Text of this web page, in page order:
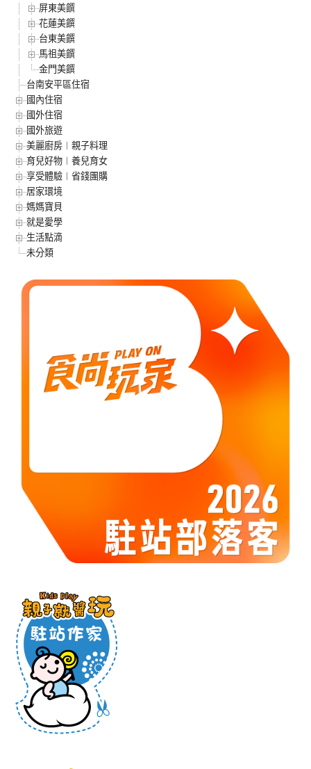
屏東美饌
花蓮美饌
台東美饌
馬祖美饌
金門美饌
台南安平區住宿
國內住宿
國外住宿
國外旅遊
美麗廚房︱親子料理
育兒好物︱養兒育女
享受體驗︱省錢團購
居家環境
媽媽寶貝
就是愛學
生活點滴
未分類